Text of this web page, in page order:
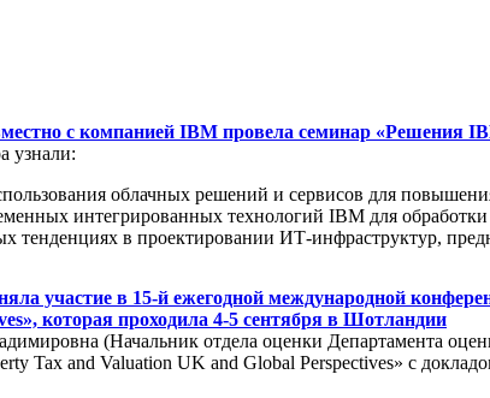
с компанией IBM провела семинар «Решения
узнали:
облачных решений и сервисов для
интегрированных технологий IBM для
тенденциях в проектировании ИТ-инфраструктур,
участие в 15-й ежегодной международной
которая проходила 4-5 сентября в Шотландии
(Начальник отдела оценки Департамента
Tax and Valuation UK and Global Perspectives» с